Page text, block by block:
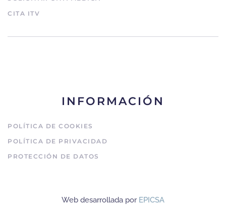
CITA ITV
INFORMACIÓN
POLÍTICA DE COOKIES
POLÍTICA DE PRIVACIDAD
PROTECCIÓN DE DATOS
Web desarrollada por EPICSA